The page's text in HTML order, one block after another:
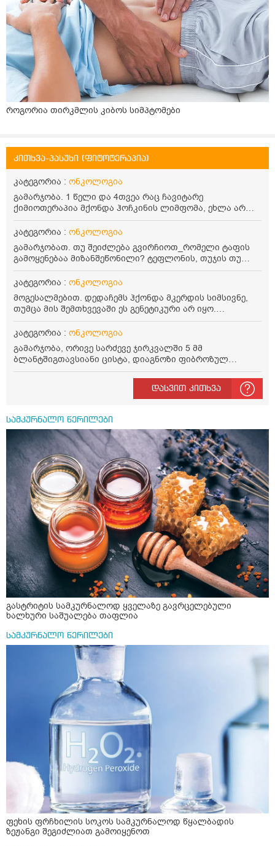
როგორია თირკმლის კიბოს სიმპტომები
კითხვა-პასუხი (ფიტოტერაპია)
კატეგორია : ონკოლოგია
გამარჯობა. 1 წელი და 4თვეა რაც ჩავიტარე
ქიმიოთერაპია მქონდა ჰოჩკინის ლიმფომა, ეხლა არ
არის აქტიური მაგრამ ხელის მტევნები და ტერფებიც
ოდნავ მაქვს შესიებული თითების მოხრსას სისავსეს
ვგრძნობ. ანალიზები კარგია ყველაფერი, გულზეც
ეხოსკოპია გადავიღე და იქაც ნორმალურად არის
თითქმის და ვერ გავიგე რისი ბრალი შეიძლება რომ
იყოს ან გაივლის თუ არა მაინტერესებს. მადლობა
კატეგორია : ონკოლოგია
გამარჯობათ. თუ შეიძლება გვირჩიოთ_რომელი ტაფის
გამოყენებაა მიზანშეწონილი? ტეფლონის, თუჯის თუ
სხვა? ბოლო დღეებია, სპეციალისტების აზრი ორადაა
გაყოფილი და დაბნეული. ზოგი მათგანი ტეფლონს არ
გვირჩევს; ზოგი კი თუჯის და რკინის ტაფის გამოყენების
დროსაც ასევე სიმსივნეზე ამახვილებს ყურადღებას...
დავიბენი და დამეხმარეთ, თუ შეიძლება. დიდი
მადლობა!
კატეგორია : ონკოლოგია
მოგესალმებით. დედაჩემს ჰქონდა მკერდის სიმსივნე,
თუმცა მის შემთხვევაში ეს გენეტიკური არ იყო.
მაინტერესებს, თუ არის შანსი გენეტიკურად ჩემზეც
გადმოსულიყო ?
კატეგორია : ონკოლოგია
გამარჯობა, ორივე სარძევე ჯირკვალში 5 მმ
ბლანტშიგთავსიანი ცისტა, დიაგნოზი ფიბროზულ
ცისტოზური მასტოფატია. Რამდენად საშიშია? Ასაკი 40,
ლაქტაციის ბოლო პერიოდი. Მადლობა
დასვით კითხვა
სამკურნალო წერილები
გასტრიტის სამკურნალოდ ყველაზე გავრცელებული
ხალხური საშუალება თაფლია
სამკურნალო წერილები
ფეხის ფრჩხილის სოკოს სამკურნალოდ წყალბადის
ზეჟანგი შეგიძლიათ გამოიყენოთ